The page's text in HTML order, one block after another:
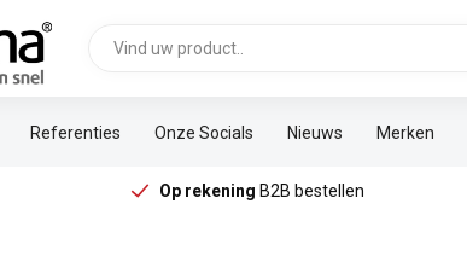
Referenties Onze Socials Nieuws Merken
Op rekening B2B bestellen